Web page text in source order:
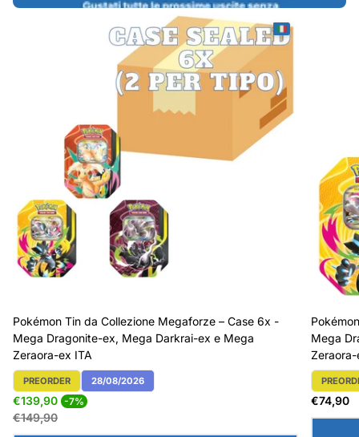
Pokémon Tin da Collezione Megaforze – Case 6x -
Mega Dragonite-ex, Mega Darkrai-ex e Mega
Zeraora-ex ITA
Etichetta Del Prodotto:
PREORDER 28/08/2026
Prezzo
di
vendita
€139,90 -7% Prezzo
€149,90
Mega
Prezzo
normale
€74,90